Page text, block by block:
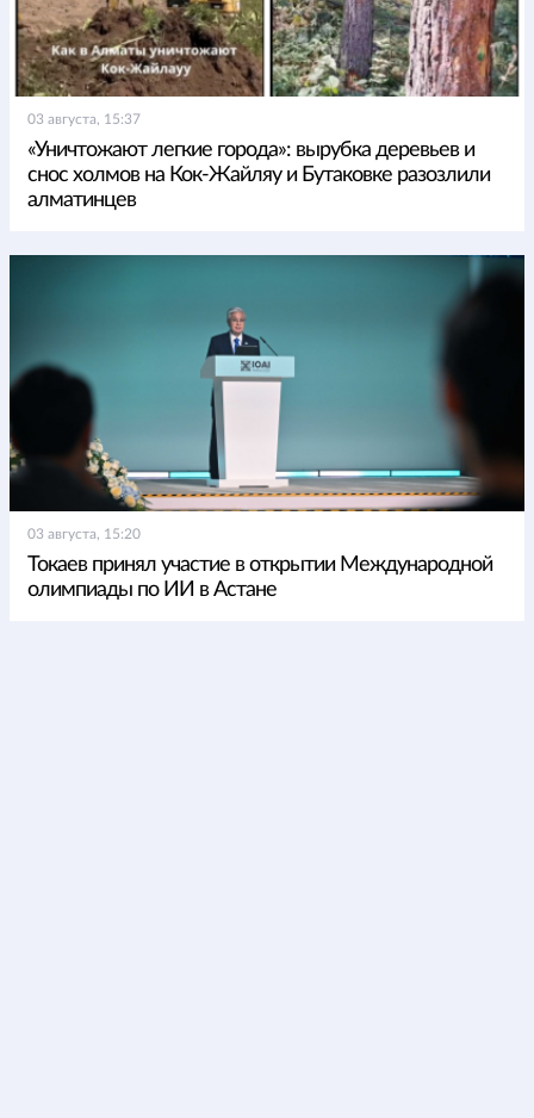
03 августа, 15:37
«Уничтожают легкие города»: вырубка деревьев и
снос холмов на Кок-Жайляу и Бутаковке разозлили
алматинцев
03 августа, 15:20
Токаев принял участие в открытии Международной
олимпиады по ИИ в Астане